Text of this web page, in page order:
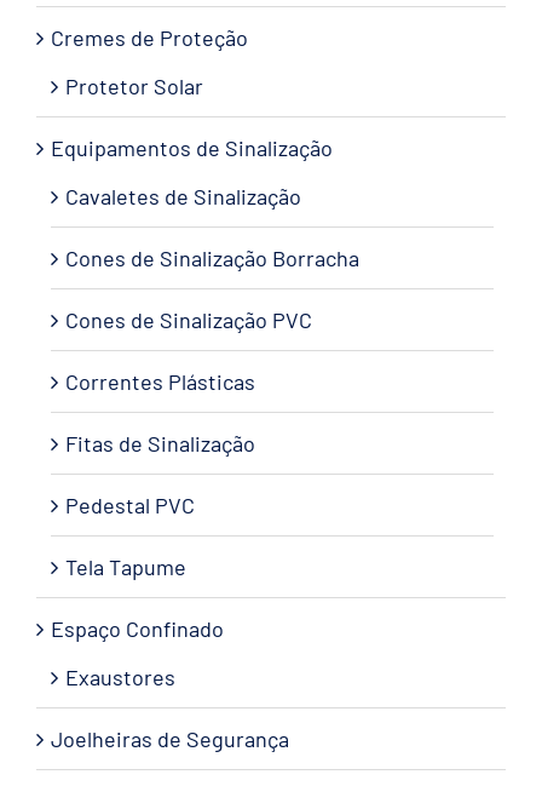
Cremes de Proteção
Protetor Solar
Equipamentos de Sinalização
Cavaletes de Sinalização
Cones de Sinalização Borracha
Cones de Sinalização PVC
Correntes Plásticas
Fitas de Sinalização
Pedestal PVC
Tela Tapume
Espaço Confinado
Exaustores
Joelheiras de Segurança